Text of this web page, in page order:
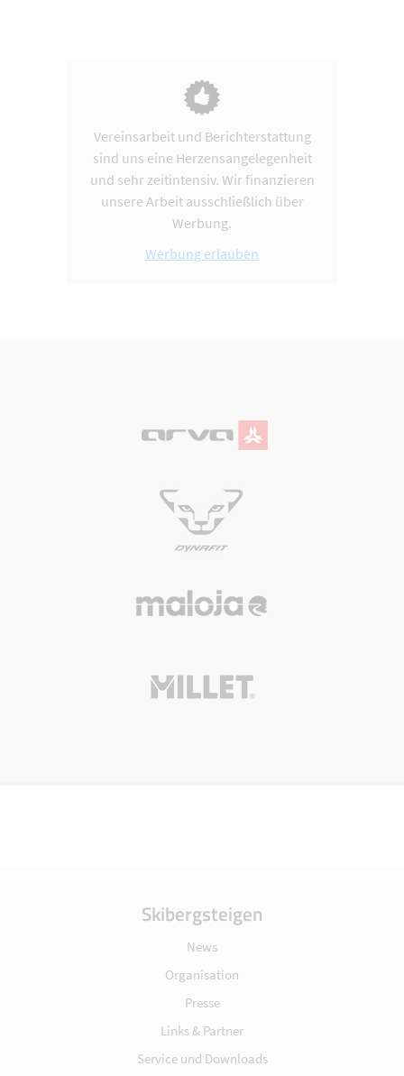
Vereinsarbeit und Berichterstattung
sind uns eine Herzensangelegenheit
und sehr zeitintensiv. Wir finanzieren
unsere Arbeit ausschließlich über
Werbung.
Werbung erlauben
Skibergsteigen
News
Organisation
Presse
Links & Partner
Service und Downloads